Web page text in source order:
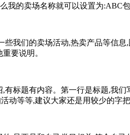
我的卖场名称就可以设置为:ABC
我们的卖场活动,热卖产品等信
要说明。
有标题有内容。第一行是标题,我
动等等,建议大家还是用较少的字